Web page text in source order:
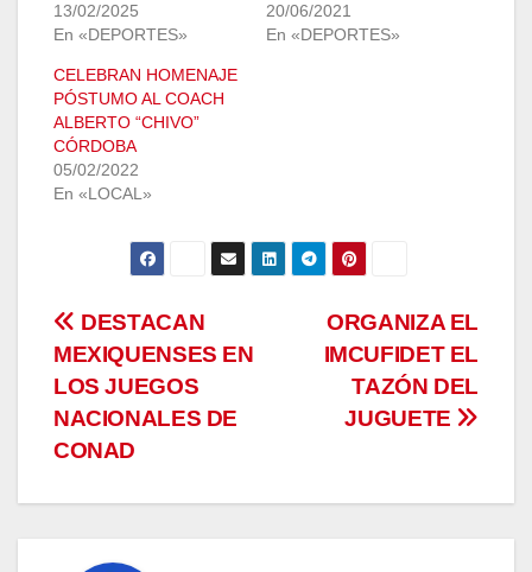
13/02/2025
En «DEPORTES»
20/06/2021
En «DEPORTES»
CELEBRAN HOMENAJE
PÓSTUMO AL COACH
ALBERTO “CHIVO”
CÓRDOBA
05/02/2022
En «LOCAL»
Navegación
de
entradas
ORGANIZA EL
IMCUFIDET EL
TAZÓN DEL
JUGUETE
DESTACAN
MEXIQUENSES EN
LOS JUEGOS
NACIONALES DE
CONAD